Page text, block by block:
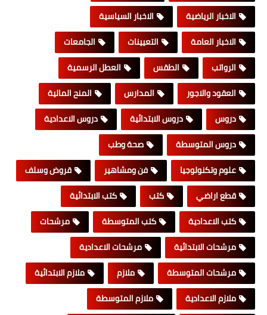
الاخبار الرياضية
الاخبار السياسية
الاخبار العامة
التعيينات
الجامعات
الرواتب
الطقس
العطل الرسمية
العقود والاجور
المدارس
المنح المالية
دروس
دروس الابتدائية
دروس الاعدادية
دروس المتوسطة
صحة وطب
علوم وتكنولوجيا
فن ومشاهير
قروض وسلف
قطع اراضي
كتب
كتب الابتدائية
كتب الاعدادية
كتب المتوسطة
مرشحات
مرشحات الابتدائية
مرشحات الاعدادية
مرشحات المتوسطة
ملازم
ملازم الابتدائية
ملازم الاعدادية
ملازم المتوسطة